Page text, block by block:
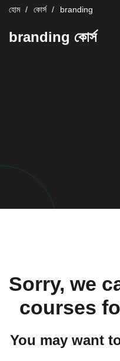
হোম কোর্স branding
branding কোর্স
Sorry, we
courses
You may want